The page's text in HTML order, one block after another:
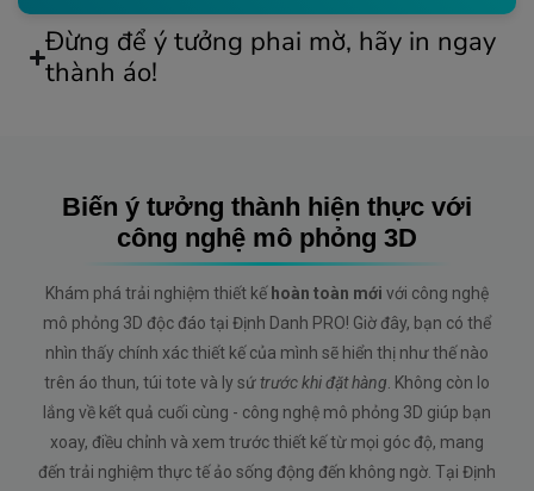
Đừng để ý tưởng phai mờ, hãy in ngay
thành áo!
Biến ý tưởng thành hiện thực với
công nghệ mô phỏng 3D
Khám phá trải nghiệm thiết kế hoàn toàn mới với công nghệ
mô phỏng 3D độc đáo tại Định Danh PRO! Giờ đây, bạn có thể
nhìn thấy chính xác thiết kế của mình sẽ hiển thị như thế nào
trên áo thun, túi tote và ly sứtrước khi đặt hàng . Không còn lo
lắng về kết quả cuối cùng - công nghệ mô phỏng 3D giúp bạn
xoay, điều chỉnh và xem trước thiết kế từ mọi góc độ, mang
đến trải nghiệm thực tế ảo sống động đến không ngờ. Tại Định